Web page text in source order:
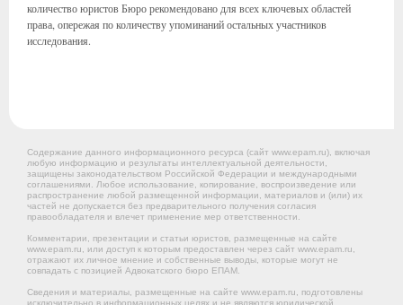
количество юристов Бюро рекомендовано для всех ключевых областей
права, опережая по количеству упоминаний остальных участников
исследования.
Содержание данного информационного ресурса (сайт www.epam.ru), включая
любую информацию и результаты интеллектуальной деятельности,
защищены законодательством Российской Федерации и международными
соглашениями. Любое использование, копирование, воспроизведение или
распространение любой размещенной информации, материалов и (или) их
частей не допускается без предварительного получения согласия
правообладателя и влечет применение мер ответственности.
Комментарии, презентации и статьи юристов, размещенные на сайте
www.epam.ru, или доступ к которым предоставлен через сайт www.epam.ru,
отражают их личное мнение и собственные выводы, которые могут не
совпадать с позицией Адвокатского бюро ЕПАМ.
Сведения и материалы, размещенные на сайте www.epam.ru, подготовлены
исключительно в информационных целях и не являются юридической